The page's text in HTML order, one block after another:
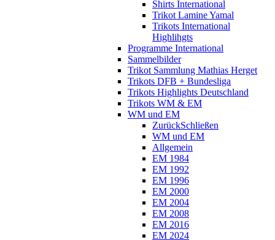
Shirts International
Trikot Lamine Yamal
Trikots International
Highlihgts
Programme International
Sammelbilder
Trikot Sammlung Mathias Herget
Trikots DFB + Bundesliga
Trikots Highlights Deutschland
Trikots WM & EM
WM und EM
ZurückSchließen
WM und EM
Allgemein
EM 1984
EM 1992
EM 1996
EM 2000
EM 2004
EM 2008
EM 2016
EM 2024